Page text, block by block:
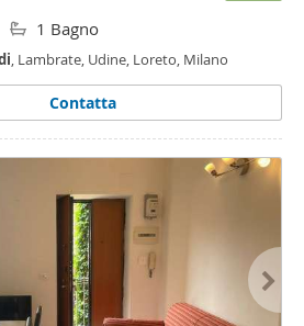
1 Bagno
, Lambrate, Udine, Loreto, Milano
Contatta